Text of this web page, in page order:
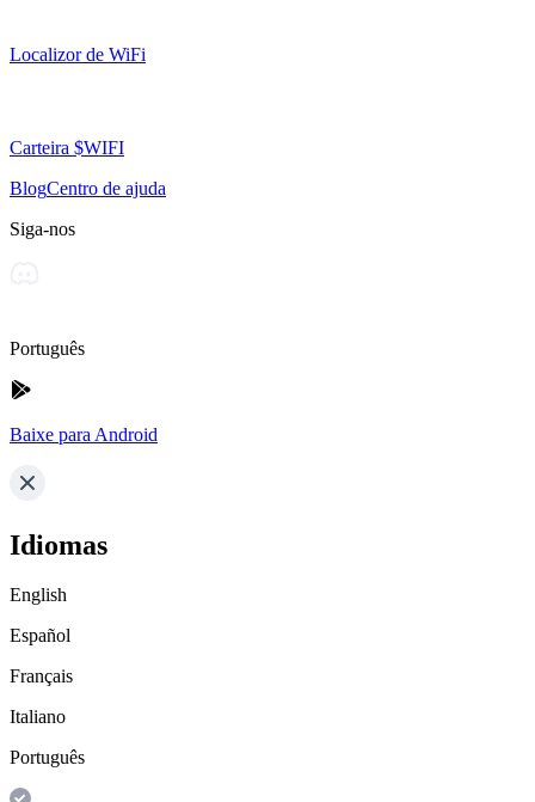
Localizor de WiFi
Carteira $WIFI
BlogCentro de ajuda
Siga-nos
Português
Baixe para Android
Idiomas
English
Español
Français
Italiano
Português